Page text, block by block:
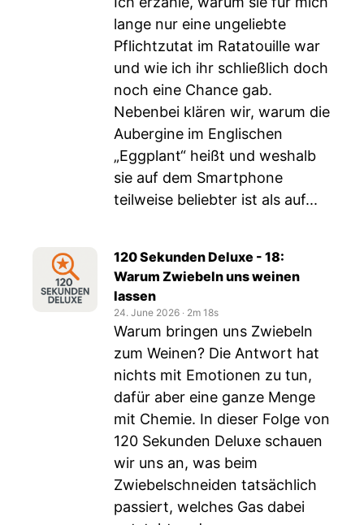
lange nur eine ungeliebte
Pflichtzutat im Ratatouille war
und wie ich ihr schließlich doch
noch eine Chance gab.
Nebenbei klären wir, warum die
Aubergine im Englischen
„Eggplant“ heißt und weshalb
sie auf dem Smartphone
teilweise beliebter ist als auf...
120 Sekunden Deluxe - 18:
Warum Zwiebeln uns weinen
lassen
24. June 2026 ‧ 2m 18s
Warum bringen uns Zwiebeln
zum Weinen? Die Antwort hat
nichts mit Emotionen zu tun,
dafür aber eine ganze Menge
mit Chemie. In dieser Folge von
120 Sekunden Deluxe schauen
wir uns an, was beim
Zwiebelschneiden tatsächlich
passiert, welches Gas dabei